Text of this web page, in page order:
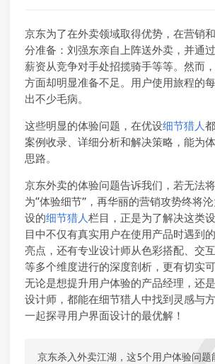
京东为了在外卖领域取得优势，在营销
分准备：刘强东亲自上阵送外卖，并通
薪资从竞争对手处招揽骑手等等。然而
方面却明显准备不足。用户使用旅程的
出不少毛病。
这些明显的体验问题，在优设细节猎人
案例收录、详细分析和解决策略，能为
思路。
京东外卖的体验问题告诉我们，若无法
为“体验细节”，再华丽的营销攻势终将
设的细节猎人栏目，正是为了解决这类
目中不仅有真实用户在使用产品时遇到
亮点，还有专业设计师从色彩搭配、交
等多个维度进行的深度剖析，更有切实可
无论是想提升用户体验的产品经理，还
设计师，都能在细节猎人中找到灵感与
一起探寻用户界面设计的最优解！
京东杀入外卖江湖，这5个用户体验问题